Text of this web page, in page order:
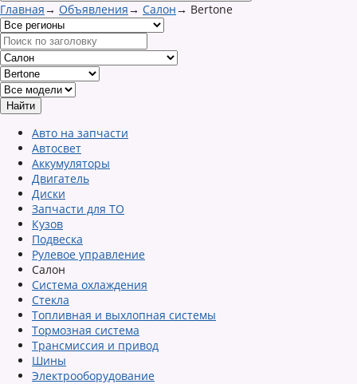
Главная→ Объявления→ Салон→ Bertone
Авто на запчасти
Автосвет
Аккумуляторы
Двигатель
Диски
Запчасти для ТО
Кузов
Подвеска
Рулевое управление
Салон
Система охлаждения
Стекла
Топливная и выхлопная системы
Тормозная система
Трансмиссия и привод
Шины
Электрооборудование